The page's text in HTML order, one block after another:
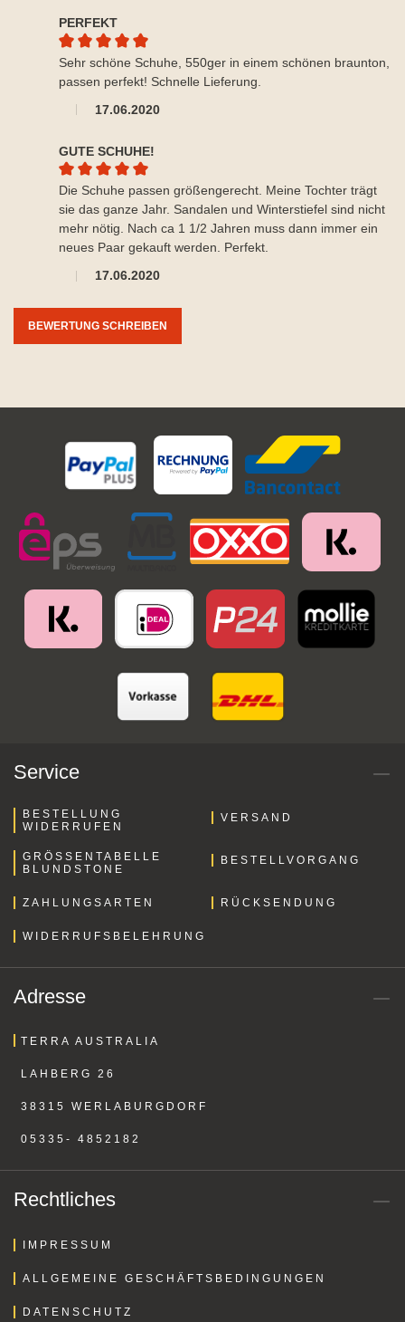
PERFEKT
Durchschnittliche Bewertung von 5 von 5 Sternen
17.06.2020
Sehr schöne Schuhe, 550ger in einem schönen braunton,
passen perfekt! Schnelle Lieferung.
GUTE SCHUHE!
Durchschnittliche Bewertung von 5 von 5 Sternen
17.06.2020
Die Schuhe passen größengerecht. Meine Tochter trägt
sie das ganze Jahr. Sandalen und Winterstiefel sind nicht
mehr nötig. Nach ca 1 1/2 Jahren muss dann immer ein
neues Paar gekauft werden. Perfekt.
BEWERTUNG SCHREIBEN
Service
BESTELLUNG
WIDERRUFEN
VERSAND
GRÖSSENTABELLE B
LUNDSTONE
BESTELLVORGANG
ZAHLUNGSARTEN RÜCKSENDUNG
WIDERRUFSBELEHRUNG
Adresse
TERRA AUSTRALIA
LAHBERG 26
38315 WERLABURGDORF
05335- 4852182
Rechtliches
IMPRESSUM
ALLGEMEINE GESCHÄFTSBEDINGUNGEN
DATENSCHUTZ